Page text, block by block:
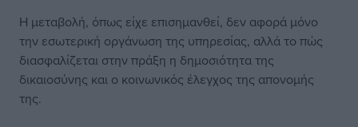
Η μεταβολή, όπως είχε επισημανθεί, δεν αφορά μόνο
την εσωτερική οργάνωση της υπηρεσίας, αλλά το πώς
διασφαλίζεται στην πράξη η δημοσιότητα της
δικαιοσύνης και ο κοινωνικός έλεγχος της απονομής
της.